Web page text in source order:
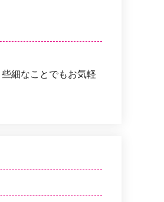
細なことでもお気軽